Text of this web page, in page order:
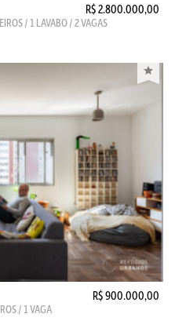
R$ 2.800.000,00
/ 1 LAVABO / 2 VAGAS
R$ 900.000,00
/ 1 VAGA